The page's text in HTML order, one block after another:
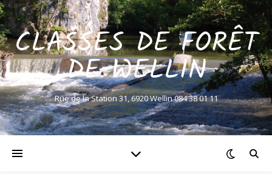
CLASSES DE FORÊT
DE WELLIN
Rue de la Station 31, 6920 Wellin 084 38 01 11